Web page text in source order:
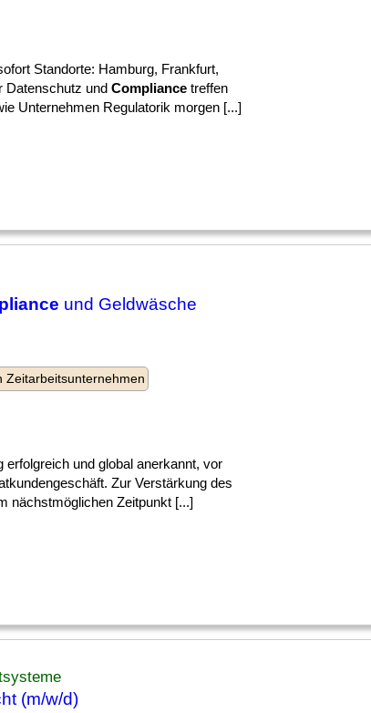
Standorte: Hamburg, Frankfurt,
Datenschutz und Compliance treffen
Unternehmen Regulatorik morgen [...]
und Geldwäsche
Zeitarbeitsunternehmen
und global anerkannt, vor
Zur Verstärkung des
nächstmöglichen Zeitpunkt [...]
(m/w/d)